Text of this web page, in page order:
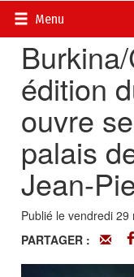
Menu
Accueil>
édition
ouvre
palais
Jean-
Publié le vendredi
PARTAGER :